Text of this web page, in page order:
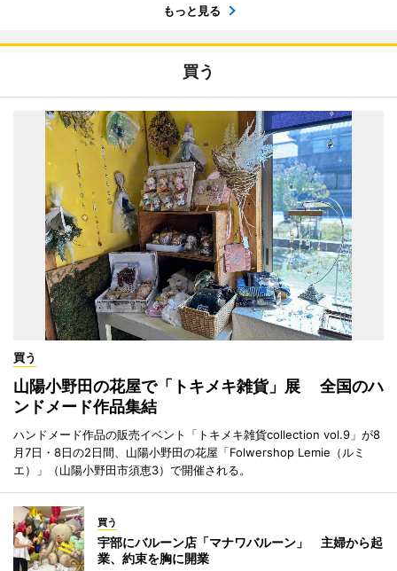
もっと見る
買う
買う
山陽小野田の花屋で「トキメキ雑貨」展 全国のハ
ンドメード作品集結
ハンドメード作品の販売イベント「トキメキ雑貨collection vol.9」が8
月7日・8日の2日間、山陽小野田の花屋「Folwershop Lemie（ルミ
エ）」（山陽小野田市須恵3）で開催される。
買う
宇部にバルーン店「マナワバルーン」 主婦から起
業、約束を胸に開業